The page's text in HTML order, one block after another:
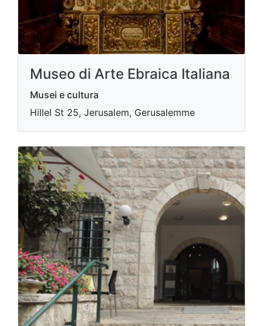
Museo di Arte Ebraica Italiana
Musei e cultura
Hillel St 25, Jerusalem, Gerusalemme